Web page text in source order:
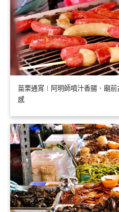
苗栗通宵︱阿明師噴汁香腸．廟
感